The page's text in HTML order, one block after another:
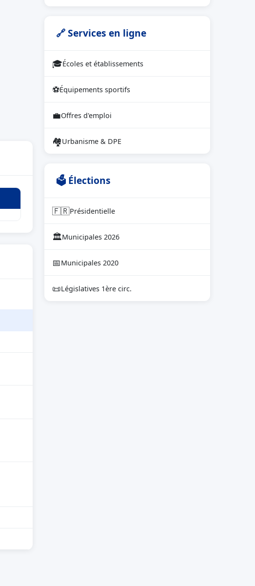
🔗 Services en ligne
🎓Écoles et établissements
⚽Équipements sportifs
💼Offres d'emploi
🏘Urbanisme & DPE
🗳 Élections
🇫🇷Présidentielle
🏛Municipales 2026
📅Municipales 2020
📜Législatives 1ère circ.